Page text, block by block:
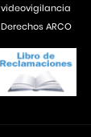
videovigilancia
Derechos ARCO